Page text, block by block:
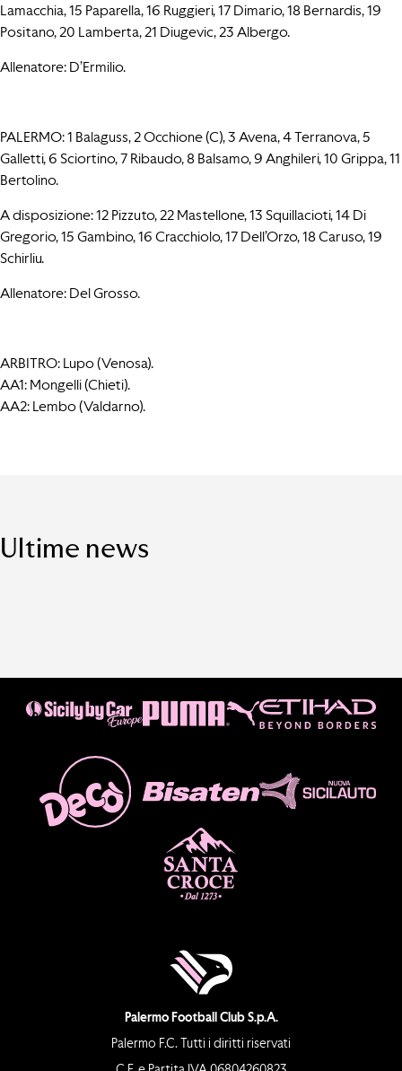
Lamacchia, 15 Paparella, 16 Ruggieri, 17 Dimario, 18 Bernardis, 19
Positano, 20 Lamberta, 21 Diugevic, 23 Albergo.
Allenatore: D’Ermilio.
PALERMO: 1 Balaguss, 2 Occhione (C), 3 Avena, 4 Terranova, 5
Galletti, 6 Sciortino, 7 Ribaudo, 8 Balsamo, 9 Anghileri, 10 Grippa, 11
Bertolino.
A disposizione: 12 Pizzuto, 22 Mastellone, 13 Squillacioti, 14 Di
Gregorio, 15 Gambino, 16 Cracchiolo, 17 Dell’Orzo, 18 Caruso, 19
Schirliu.
Allenatore: Del Grosso.
ARBITRO: Lupo (Venosa).
AA1: Mongelli (Chieti).
AA2: Lembo (Valdarno).
Ultime news
Palermo Football Club S.p.A.
Palermo F.C. Tutti i diritti riservati